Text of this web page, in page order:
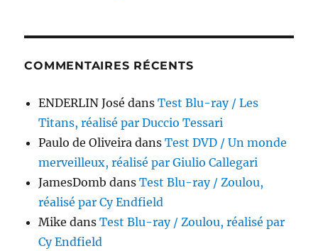
COMMENTAIRES RÉCENTS
ENDERLIN José dansTest Blu-ray / Les
Titans, réalisé par Duccio Tessari
Paulo de Oliveira dansTest DVD / Un monde
merveilleux, réalisé par Giulio Callegari
JamesDomb dansTest Blu-ray / Zoulou,
réalisé par Cy Endfield
Mike dansTest Blu-ray / Zoulou, réalisé par
Cy Endfield